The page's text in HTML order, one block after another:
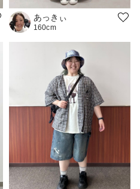
あっきぃ
160cm